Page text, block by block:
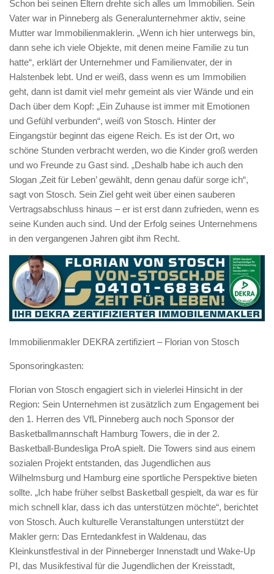
Schon bei seinen Eltern drehte sich alles um Immobilien. Sein
Vater war in Pinneberg als Generalunternehmer aktiv, sei­ne
Mutter war Immobilienmaklerin. „Wenn ich hier unterwegs bin,
dann sehe ich viele Objekte, mit denen meine Familie zu tun
hatte“, erklärt der Unternehmer und Familienvater, der in
Halstenbek lebt. Und er weiß, dass wenn es um Immobilien
geht, dann ist damit viel mehr gemeint als vier Wände und ein
Dach über dem Kopf: „Ein Zuhause ist immer mit Emotionen
und Gefühl verbunden“, weiß von Stosch. Hinter der
Eingangstür beginnt das eigene Reich. Es ist der Ort, wo
schöne Stunden verbracht werden, wo die Kinder groß werden
und wo Freunde zu Gast sind. „Deshalb habe ich auch den
Slogan ‚Zeit für Leben’ gewählt, denn genau dafür sorge ich“,
sagt von Stosch. Sein Ziel geht weit über einen sauberen
Vertragsabschluss hinaus – er ist erst dann zufrieden, wenn es
seine Kunden auch sind. Und der Erfolg seines Unternehmens
in den vergangenen Jahren gibt ihm Recht.
Immobilienmakler DEKRA zertifiziert – Florian von Stosch
Sponsoringkasten:
Florian von Stosch engagiert sich in vielerlei Hinsicht in der
Region: Sein Unternehmen ist zusätzlich zum Engagement bei
den 1. Herren des VfL Pinneberg auch noch Sponsor der
Basketballmannschaft Hamburg Towers, die in der 2.
Basketball-Bundesliga ProA spielt. Die Towers sind aus einem
sozialen Projekt entstanden, das Jugendlichen aus
Wilhelmsburg und Hamburg eine sportliche Perspektive bieten
sollte. „Ich habe früher selbst Basketball gespielt, da war es für
mich schnell klar, dass ich das unterstützen möchte“, berichtet
von Stosch. Auch kulturelle Veranstaltungen unterstützt der
Makler gern: Das Erntedankfest in Waldenau, das
Kleinkunstfestival in der Pinneberger Innenstadt und Wake-Up
PI, das Musikfestival für die Jugendlichen der Kreisstadt,